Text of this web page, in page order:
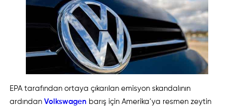
EPA tarafından ortaya çıkarılan emisyon skandalının
ardındanVolkswagen barış için Amerika’ya resmen zeytin